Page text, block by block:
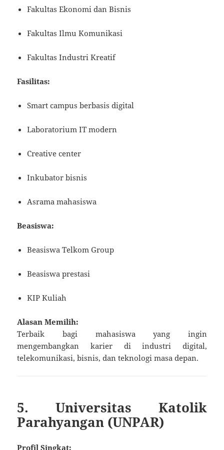
Fakultas Ekonomi dan Bisnis
Fakultas Ilmu Komunikasi
Fakultas Industri Kreatif
Fasilitas:
Smart campus berbasis digital
Laboratorium IT modern
Creative center
Inkubator bisnis
Asrama mahasiswa
Beasiswa:
Beasiswa Telkom Group
Beasiswa prestasi
KIP Kuliah
Alasan Memilih:
Terbaik bagi mahasiswa yang ingin
mengembangkan karier di industri digital,
telekomunikasi, bisnis, dan teknologi masa depan.
5. Universitas Katolik
Parahyangan (UNPAR)
Profil Singkat: